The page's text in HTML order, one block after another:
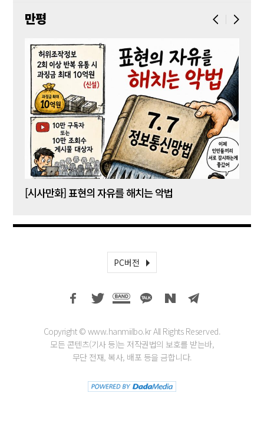
만평
[시사만화] 표현의 자유를 해치는 악법
PC버전
Copyright © www.hanmiilbo.kr All Rights Reserved.
모든 콘텐츠(기사 등)는 저작권법의 보호를 받는바,
무단 전재, 복사, 배포 등을 금합니다.